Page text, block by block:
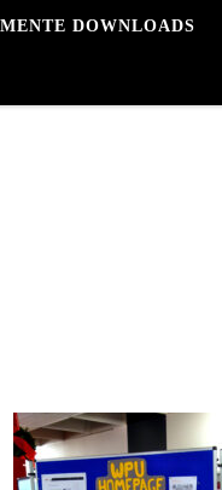
DOWNLOADS